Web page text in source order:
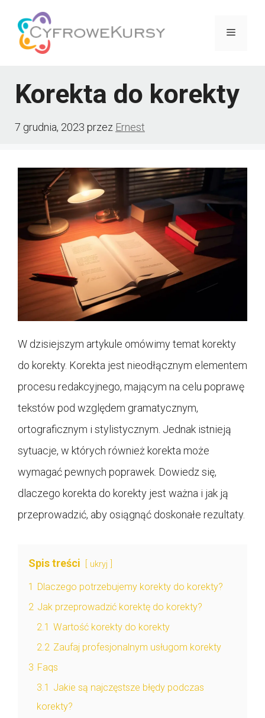
treści
Menu
Korekta do korekty
7 grudnia, 2023 przez Ernest
W dzisiejszym artykule omówimy temat korekty
do korekty. Korekta jest nieodłącznym elementem
procesu redakcyjnego, mającym na celu poprawę
tekstów pod względem gramatycznym,
ortograficznym i stylistycznym. Jednak istnieją
sytuacje, w których również korekta może
wymagać pewnych poprawek. Dowiedz się,
dlaczego korekta do korekty jest ważna i jak ją
przeprowadzić, aby osiągnąć doskonałe rezultaty.
Spis treści ukryj
1
Dlaczego potrzebujemy korekty do korekty?
2 Jak przeprowadzić korektę do korekty?
2.1 Wartość korekty do korekty
2.2 Zaufaj profesjonalnym usługom korekty
3 Faqs
3.1 Jakie są najczęstsze błędy podczas
korekty?